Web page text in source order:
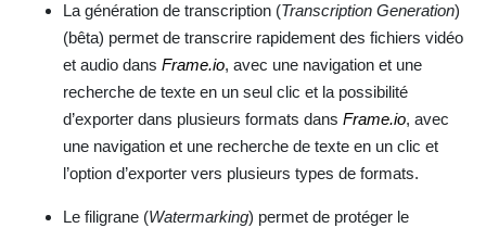
La génération de transcription (Transcription Generation)
(bêta) permet de transcrire rapidement des fichiers vidéo
et audio dans Frame.io, avec une navigation et une
recherche de texte en un seul clic et la possibilité
d’exporter dans plusieurs formats dans Frame.io, avec
une navigation et une recherche de texte en un clic et
l’option d’exporter vers plusieurs types de formats.
Le filigrane (Watermarking) permet de protéger le